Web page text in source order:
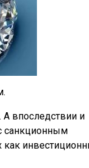
впоследствии и
санкционным
как